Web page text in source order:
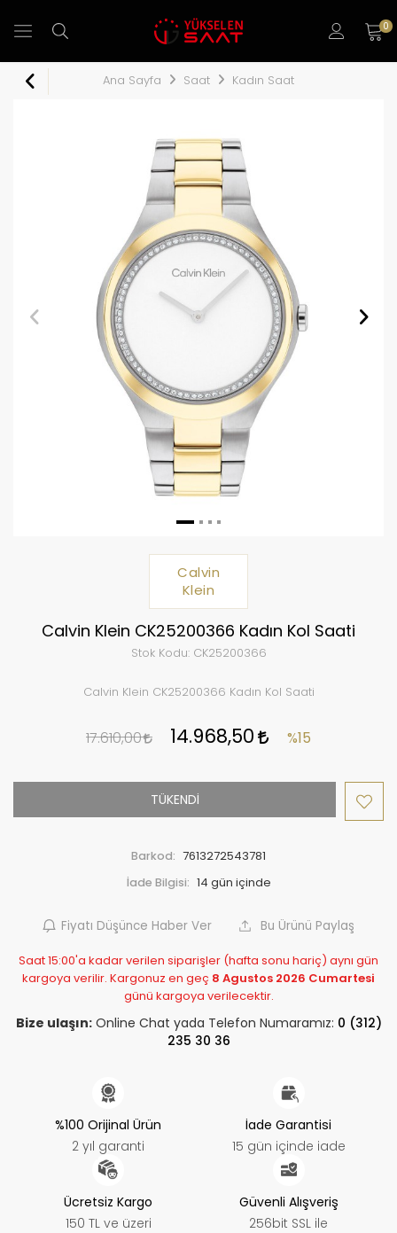
0
Ana Sayfa Saat Kadın Saat
Calvin
Klein
Calvin Klein CK25200366 Kadın Kol Saati
Stok Kodu:CK25200366
Calvin Klein CK25200366 Kadın Kol Saati
17.610,00 14.968,50 %15
TÜKENDİ
Barkod: 7613272543781
İade Bilgisi:
Fiyatı Düşünce Haber Ver Bu Ürünü Paylaş
Saat 15:00'a kadar verilen siparişler (hafta sonu hariç) aynı gün
kargoya verilir. Kargonuz en geç 8 Agustos 2026 Cumartesi
günü kargoya verilecektir.
Bize ulaşın:Online Chat yada Telefon Numaramız: 0 (312)
235 30 36
%100 Orijinal Ürün
2 yıl garanti
İade Garantisi
15 gün içinde iade
Ücretsiz Kargo
150 TL ve üzeri
Güvenli Alışveriş
256bit SSL ile